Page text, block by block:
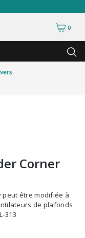
0
Corner
de plafonds
313